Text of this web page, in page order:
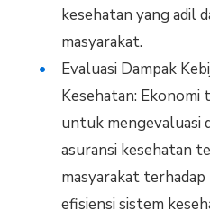
kesehatan yang adil
masyarakat.
Evaluasi Dampak
Kesehatan: Ekonomi
untuk mengevaluasi
asuransi kesehatan
masyarakat
efisiensi sistem